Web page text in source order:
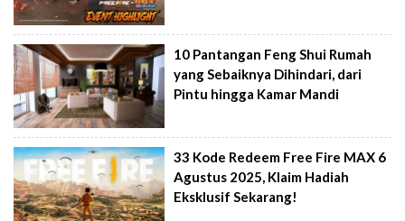
10 Pantangan Feng Shui Rumah
yang Sebaiknya Dihindari, dari
Pintu hingga Kamar Mandi
33 Kode Redeem Free Fire MAX 6
Agustus 2025, Klaim Hadiah
Eksklusif Sekarang!